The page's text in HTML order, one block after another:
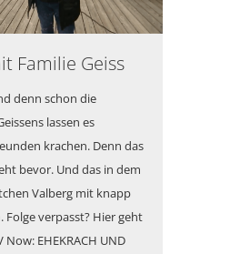
Familie Geiss
denn schon die
lassen es
krachen. Denn das
bevor. Und das in dem
Valberg mit knapp
Folge verpasst? Hier geht
Now: EHEKRACH UND